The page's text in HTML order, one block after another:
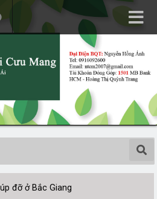
đỡ ở Bắc Giang